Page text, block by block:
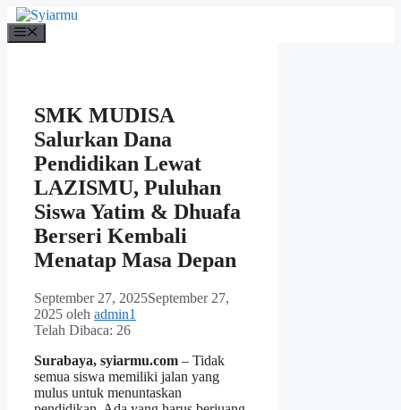
Langsung
ke
isi
SMK MUDISA
Salurkan Dana
Pendidikan Lewat
LAZISMU, Puluhan
Siswa Yatim & Dhuafa
Berseri Kembali
Menatap Masa Depan
September 27, 2025September 27,
2025 oleh admin1
Telah Dibaca: 26
Surabaya, syiarmu.com – Tidak
semua siswa memiliki jalan yang
mulus untuk menuntaskan